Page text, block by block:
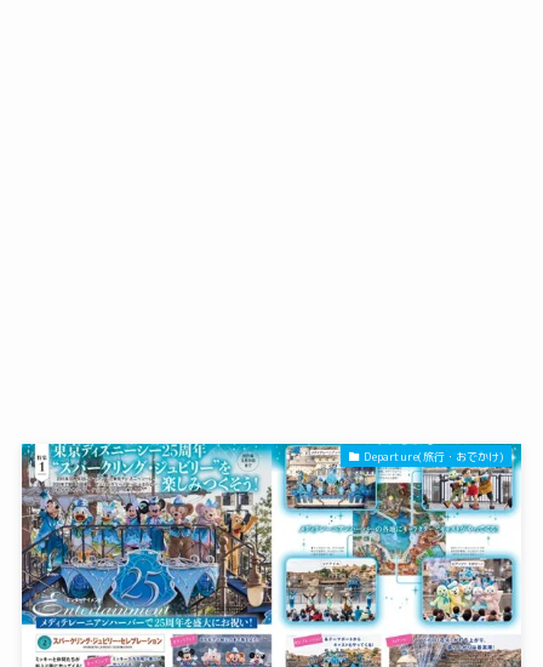
Departure(旅行・おでかけ)